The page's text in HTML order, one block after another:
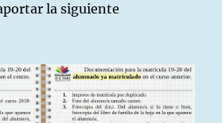
la siguiente